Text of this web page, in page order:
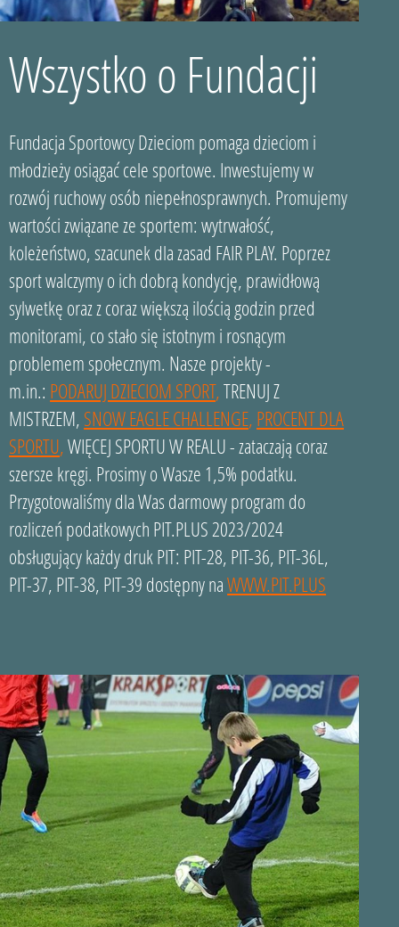
Wszystko o Fundacji
Fundacja Sportowcy Dzieciom pomaga dzieciom i
młodzieży osiągać cele sportowe. Inwestujemy w
rozwój ruchowy osób niepełnosprawnych. Promujemy
wartości związane ze sportem: wytrwałość,
koleżeństwo, szacunek dla zasad FAIR PLAY. Poprzez
sport walczymy o ich dobrą kondycję, prawidłową
sylwetkę oraz z coraz większą ilością godzin przed
monitorami, co stało się istotnym i rosnącym
problemem społecznym. Nasze projekty -
m.in.: PODARUJ DZIECIOM SPORT,TRENUJ Z
MISTRZEM, SNOW EAGLE CHALLENGE, PROCENT DLA
SPORTU,WIĘCEJ SPORTU W REALU - zataczają coraz
szersze kręgi. Prosimy o Wasze 1,5% podatku.
Przygotowaliśmy dla Was darmowy program do
rozliczeń podatkowych PIT.PLUS 2023/2024
obsługujący każdy druk PIT: PIT-28, PIT-36, PIT-36L,
PIT-37, PIT-38, PIT-39 dostępny naWWW.PIT.PLUS